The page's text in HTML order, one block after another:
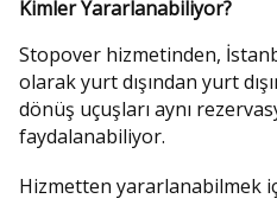
Kimler Yararlanabiliyor?
Stopover hizmetinden,
olarak yurt dışından yurt
dönüş uçuşları aynı
faydalanabiliyor.
Hizmetten yararlanabilmek